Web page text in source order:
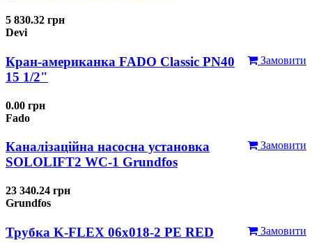
5 830.32 грн
Devi
Замовити
Кран-американка FADO Classic PN40
15 1/2"
0.00 грн
Fado
Замовити
Каналізаційна насосна установка
SOLOLIFT2 WC-1 Grundfos
23 340.24 грн
Grundfos
Замовити
Трубка K-FLEX 06x018-2 РЕ RED